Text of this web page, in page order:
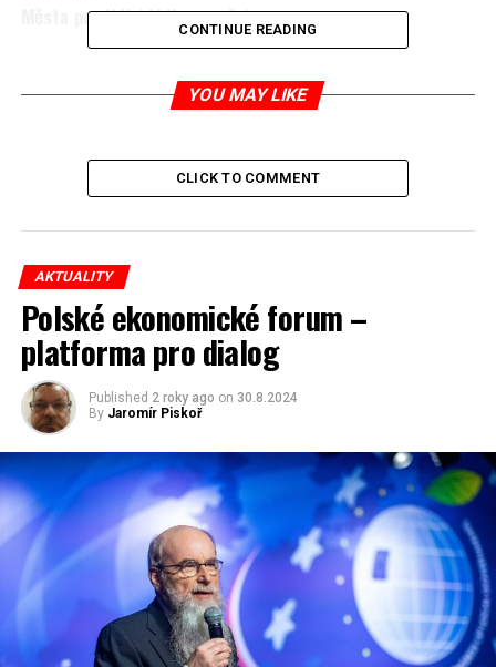
Města pro lidi / Lidi pro města
Jaromír Piskoř
redaktor a editor polskodnes.cz
CONTINUE READING
YOU MAY LIKE
CLICK TO COMMENT
AKTUALITY
Polské ekonomické forum –
platforma pro dialog
Published 2 roky ago on 30.8.2024
By Jaromír Piskoř